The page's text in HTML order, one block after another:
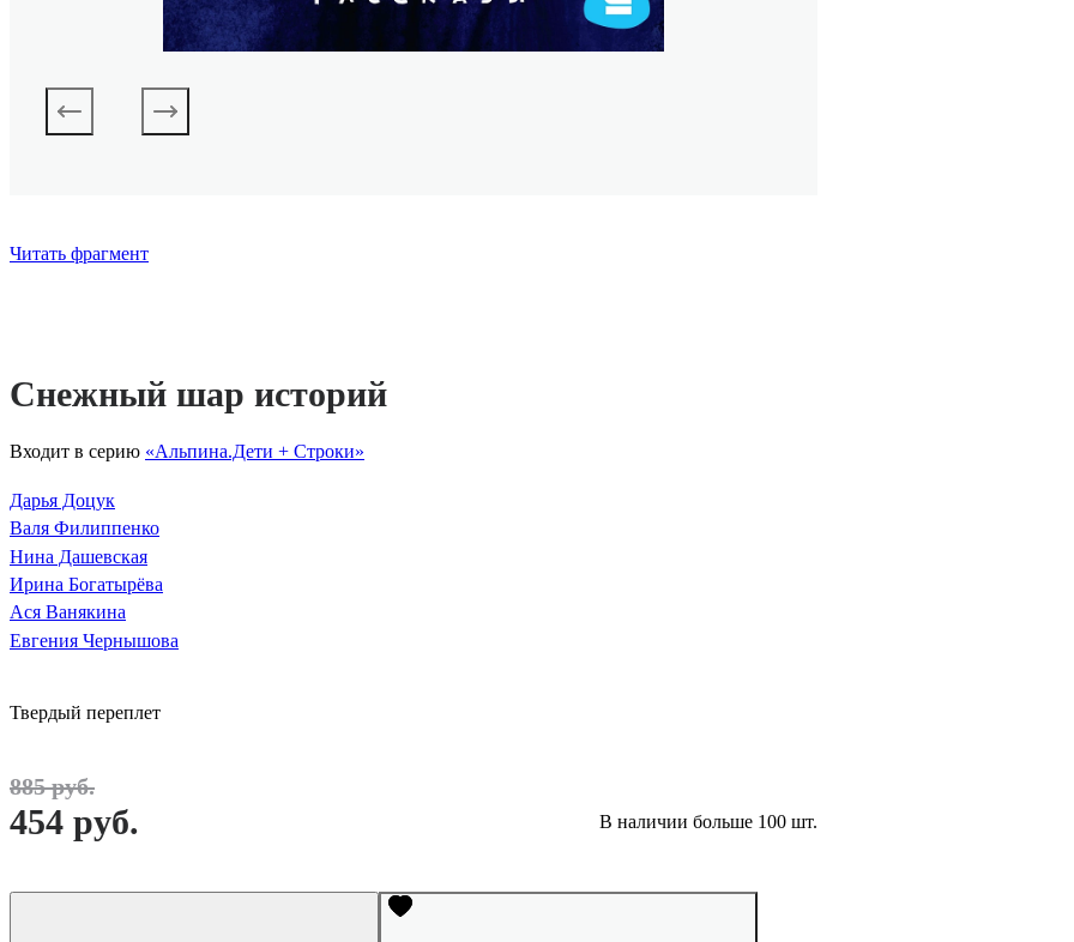
Читать фрагмент
Снежный шар историй
Входит в серию «Альпина.Дети + Строки»
Дарья Доцук
Валя Филиппенко
Нина Дашевская
Ирина Богатырёва
Ася Ванякина
Евгения Чернышова
Твердый переплет
885 руб.
454 руб. В наличии больше 100 шт.